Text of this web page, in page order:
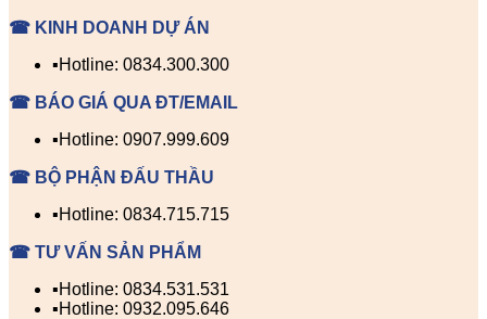
☎ KINH DOANH DỰ ÁN
▪️Hotline: 0834.300.300
☎ BÁO GIÁ QUA ĐT/EMAIL
▪️Hotline: 0907.999.609
☎ BỘ PHẬN ĐẤU THẦU
▪️Hotline: 0834.715.715
☎ TƯ VẤN SẢN PHẨM
▪️Hotline: 0834.531.531
▪️Hotline: 0932.095.646